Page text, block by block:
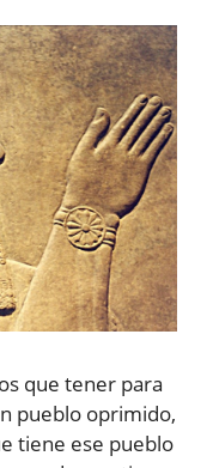
que tener para
pueblo oprimido,
tiene ese pueblo